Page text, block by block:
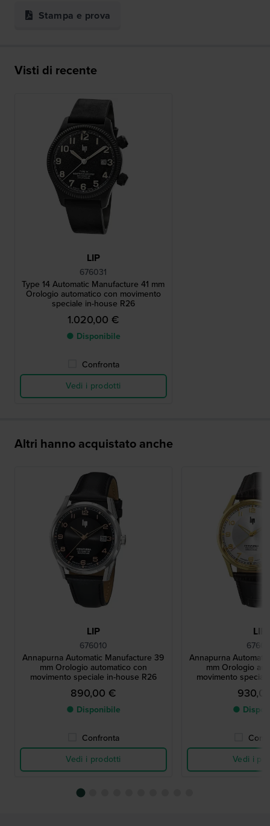
Stampa e prova
Visti di recente
LIP
676031
Type 14 Automatic Manufacture 41 mm
Orologio automatico con movimento
speciale in-house R26
1.020,00 €
● Disponibile
Confronta
Vedi i prodotti
Altri hanno acquistato anche
LIP
676010
Annapurna Automatic Manufacture 39
mm Orologio automatico con
movimento speciale in-house R26
890,00 €
● Disponibile
Confronta
Vedi i prodotti
LIP
Annapurna
mm Orologio
movimento
●
Vedi i